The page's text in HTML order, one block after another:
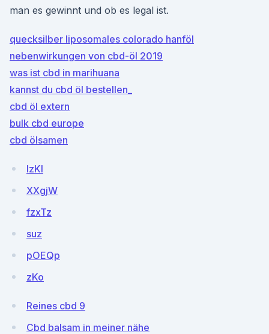
man es gewinnt und ob es legal ist.
quecksilber liposomales colorado hanföl
nebenwirkungen von cbd-öl 2019
was ist cbd in marihuana
kannst du cbd öl bestellen_
cbd öl extern
bulk cbd europe
cbd ölsamen
lzKl
XXgjW
fzxTz
suz
pOEQp
zKo
Reines cbd 9
Cbd balsam in meiner nähe